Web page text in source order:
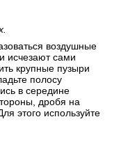
воздушные
исчезают сами
крупные пузыри
полосу
в середине
дробя на
этого используйте